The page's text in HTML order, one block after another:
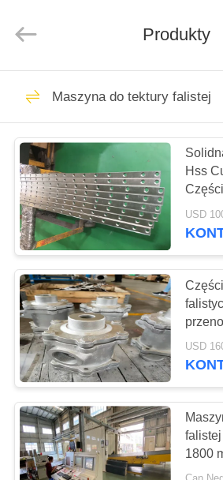
DOM
PRODUKTY
NAS
WYCIECZKA
PO
FABRYCE
KONTROLA
JAKOŚCI
SKONTAKTUJ
SIĘ
Rights
Materiał
Rolki
Panele
Produkty
Maszyna do tektury falistej
Hss
3-12
1800